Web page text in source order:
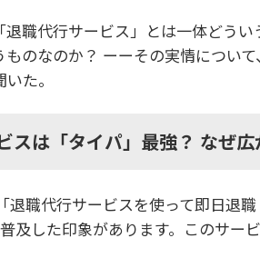
職代行サービス」とは一体どう
のなのか？ ーーその実情につい
た。
スは「タイパ」最強？ なぜ
退職代行サービスを使って即日退
及した印象があります。このサー